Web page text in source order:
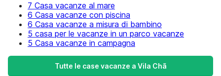
7 Casa vacanze al mare
6 Casa vacanze con piscina
6 Casa vacanze a misura di bambino
5 casa per le vacanze in un parco vacanze
5 Casa vacanze in campagna
Tutte le case vacanze a Vila Chã